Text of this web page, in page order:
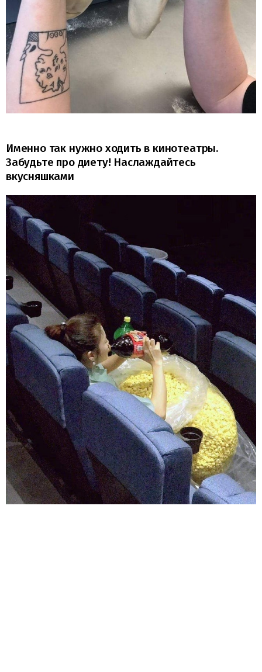
Именно так нужно ходить в кинотеатры.
Забудьте про диету! Наслаждайтесь
вкусняшками